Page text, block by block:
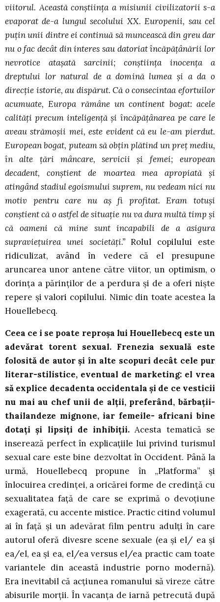
viitorul. Această conştiinţa a misiunii civilizatorii s-a
evaporat de-a lungul secolului XX. Europenii, sau cel
puţin unii dintre ei continuă să muncească din greu dar
nu o fac decât din interes sau datoriat încăpăţânării lor
nevrotice ataşată sarcinii; conştiinţa inocenţa a
dreptului lor natural de a domină lumea şi a da o
direcţie istorie, au dispărut. Că o consecintaa efortuilor
acumuate, Europa rămâne un continent bogat: acele
calităţi precum inteligenţă şi încăpăţânarea pe care le
aveau strămoşii mei, este evident că eu le-am pierdut.
European bogat, puteam să obţin plătind un preţ mediu,
în alte ţări mâncare, servicii şi femei; european
decadent, conştient de moartea mea apropiată şi
atingând stadiul egoismului suprem, nu vedeam nici nu
motiv pentru care nu aş fi profitat. Eram totuşi
conştient că o astfel de situaţie nu va dura multă timp şi
că oameni că mine sunt incapabili de a asigura
supravieţuirea unei societăţi.”Rolul copilului este
ridiculizat, având în vedere că el presupune
aruncarea unor antene către viitor, un optimism, o
dorinţa a părinţilor de a perdura şi de a oferi nişte
repere şi valori copilului. Nimic din toate acestea la
Houellebecq.
Ceea ce i se poate reproşa lui Houellebecq este un
adevărat torent sexual. Frenezia sexuală este
folosită de autor şi în alte scopuri decât cele pur
literar-stilistice, eventual de marketing: el vrea
să explice decadenta occidentala şi de ce vesticii
nu mai au chef unii de alţii, preferând, bărbaţii-
thailandeze mignone, iar femeile- africani bine
dotaţi şi lipsiţi de inhibiţii. Acesta tematică se
inserează perfect în explicaţiile lui privind turismul
sexual care este bine dezvoltat în Occident. Până la
urmă, Houellebecq propune în „Platforma” şi
înlocuirea credinţei, a oricărei forme de credinţă cu
sexualitatea faţă de care se exprimă o devoţiune
exagerată, cu accente mistice. Practic citind volumul
ai în faţă şi un adevărat film pentru adulţi în care
autorul oferă divesre scene sexuale (ea şi el/ ea şi
ea/el, ea şi ea, el/ea versus el/ea practic cam toate
variantele din această industrie porno modernă).
Era inevitabil că acţiunea romanului să vireze către
abisurile morţii. În vacanţa de iarnă petrecută după